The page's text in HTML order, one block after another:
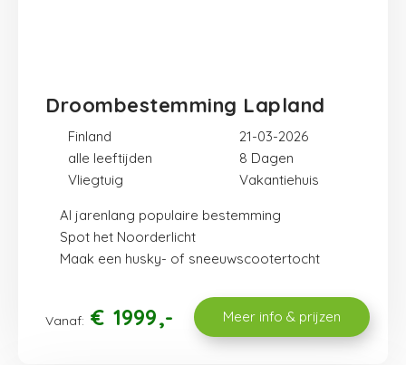
Droombestemming Lapland
alle leeftijden 8
21-03-2026
Vliegtuig Vakantiehuis
Finland
Al jarenlang populaire bestemming
Spot het Noorderlicht
Maak een husky- of sneeuwscootertocht
Vanaf: € 1999 Meer info & prijzen